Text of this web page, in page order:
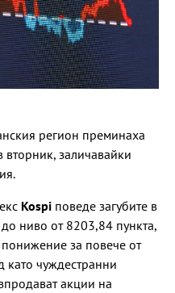
регион преминаха
вторник, заличавайки
Kospi поведе загубите в
ниво от 8203,84 пункта,
за повече от
като чуждестранни
акции на